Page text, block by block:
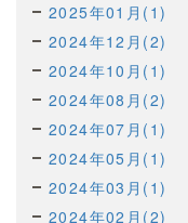
2025年01月(1)
2024年12月(2)
2024年10月(1)
2024年08月(2)
2024年07月(1)
2024年05月(1)
2024年03月(1)
2024年02月(2)